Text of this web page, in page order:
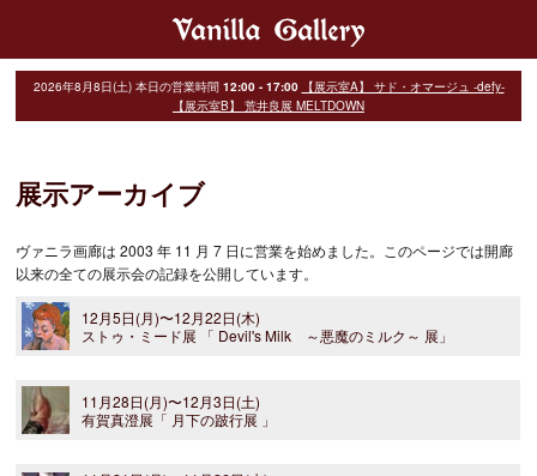
2026年8月8日(土) 本日の営業時間 12:00 - 17:00
【展示室A】 サド・オマージュ -defy-
【展示室B】 荒井良展 MELTDOWN
展示アーカイブ
ヴァニラ画廊は 2003 年 11 月 7 日に営業を始めました。このページでは開廊
以来の全ての展示会の記録を公開しています。
12月5日(月)〜12月22日(木)
ストゥ・ミード展 「 Devil's Milk ～悪魔のミルク～ 展」
11月28日(月)〜12月3日(土)
有賀真澄展「 月下の跛行展 」